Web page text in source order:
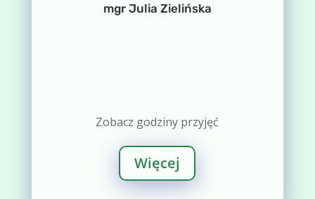
mgr Julia Zielińska
Zobacz godziny przyjęć
Więcej